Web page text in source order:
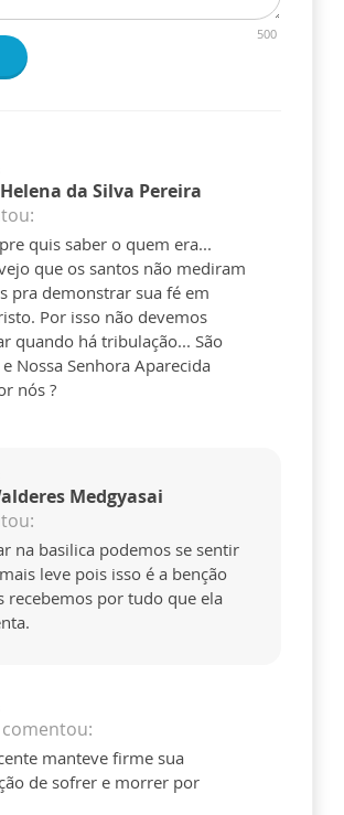
500
da Silva Pereira
quis saber o quem era...
que os santos não mediram
pra demonstrar sua fé em
Por isso não devemos
quando há tribulação... São
Nossa Senhora Aparecida
nós ?
Medgyasai
na basilica podemos se sentir
leve pois isso é a benção
recebemos por tudo que ela
comentou:
manteve firme sua
de sofrer e morrer por